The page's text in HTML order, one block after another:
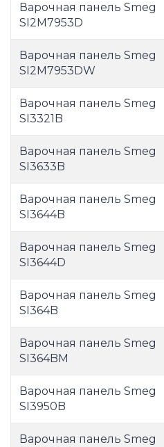
Варочная панель Smeg
SI2M7953D
Варочная панель Smeg
SI2M7953DW
Варочная панель Smeg
SI3321B
Варочная панель Smeg
SI3633B
Варочная панель Smeg
SI3644B
Варочная панель Smeg
SI3644D
Варочная панель Smeg
SI364B
Варочная панель Smeg
SI364BM
Варочная панель Smeg
SI3950B
Варочная панель Smeg